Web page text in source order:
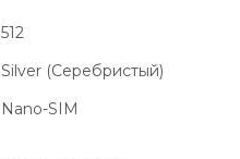
512
Silver (Серебристый)
Nano-SIM